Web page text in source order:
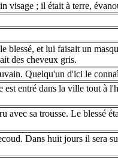
visage ; il était à terre,
blessé, et lui faisait un
des cheveux gris.
Quelqu'un d'ici le
entré dans la ville tout à
avec sa trousse. Le blessé
Dans huit jours il sera